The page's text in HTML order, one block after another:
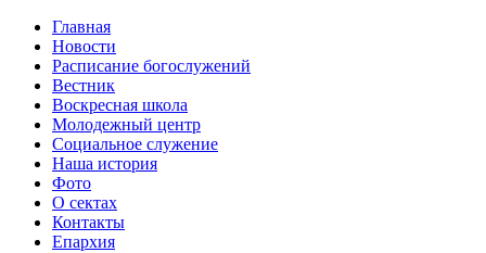
Главная
Новости
Расписание богослужений
Вестник
Воскресная школа
Молодежный центр
Социальное служение
Наша история
Фото
О сектах
Контакты
Епархия